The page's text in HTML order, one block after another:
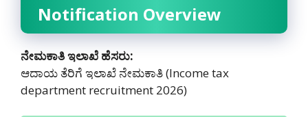
Notification Overview
ನೇಮಕಾತಿ ಇಲಾಖೆ ಹೆಸರು:
ಆದಾಯ ತೆರಿಗೆ ಇಲಾಖೆ ನೇಮಕಾತಿ (Income tax
department recruitment 2026)